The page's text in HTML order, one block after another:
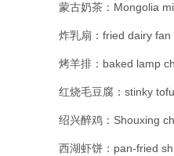
蒙古奶茶：Mongolia
炸乳扇：fried dairy fan
烤羊排：baked lamp
红烧毛豆腐：stinky
绍兴醉鸡：Shouxing
西湖虾饼：pan-fried